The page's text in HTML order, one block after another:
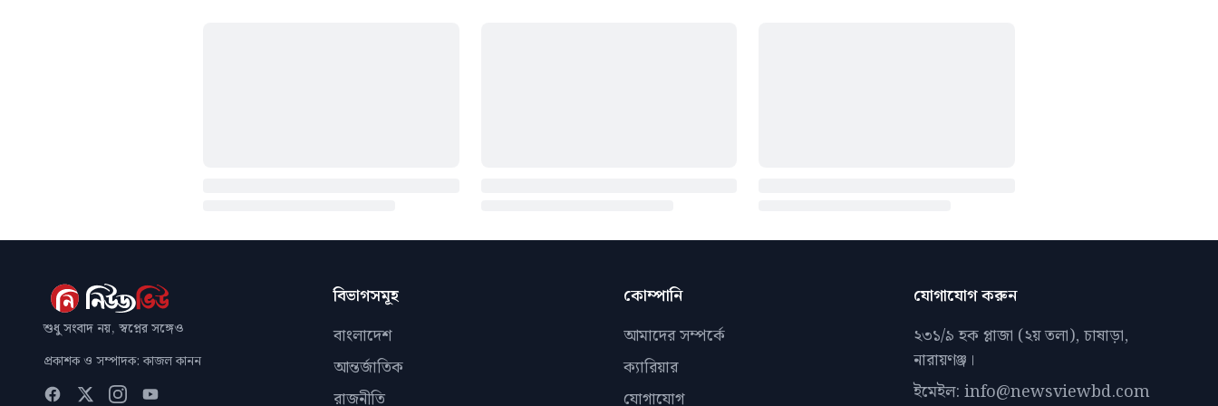
শুধু সংবাদ নয়, স্বপ্নের সঙ্গেও
প্রকাশক ও সম্পাদক: কাজল কানন
বিভাগসমূহ
বাংলাদেশ
আন্তর্জাতিক
রাজনীতি
কোম্পানি
আমাদের সম্পর্কে
ক্যারিয়ার
যোগাযোগ
যোগাযোগ করুন
২৩১/৯ হক প্লাজা (২য় তলা), চাষাড়া,
নারায়ণঞ্জ।
ইমেইল: info@newsviewbd.com